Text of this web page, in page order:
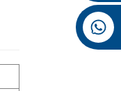
Loading...
Loading...